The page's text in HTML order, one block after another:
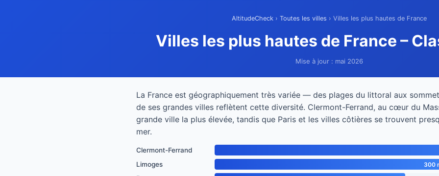
AltitudeCheck › Toutes les villes › Villes les plus hautes de France
Villes les plus hautes de France –
Mise à jour : mai 2026
La France est géographiquement très variée — des plages du littoral aux
de ses grandes villes reflètent cette diversité. Clermont-Ferrand, au cœur du
grande ville la plus élevée, tandis que Paris et les villes côtières se trouvent
mer.
Clermont-Ferrand
Limoges
300